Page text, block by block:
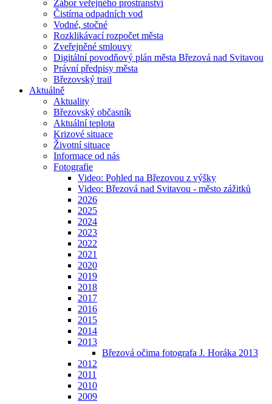
Zábor veřejného prostranství
Čistírna odpadních vod
Vodné, stočné
Rozklikávací rozpočet města
Zveřejněné smlouvy
Digitální povodňový plán města Březová nad Svitavou
Právní předpisy města
Březovský trail
Aktuálně
Aktuality
Březovský občasník
Aktuální teplota
Krizové situace
Životní situace
Informace od nás
Fotografie
Video: Pohled na Březovou z výšky
Video: Březová nad Svitavou - město zážitků
2026
2025
2024
2023
2022
2021
2020
2019
2018
2017
2016
2015
2014
2013
Březová očima fotografa J. Horáka 2013
2012
2011
2010
2009